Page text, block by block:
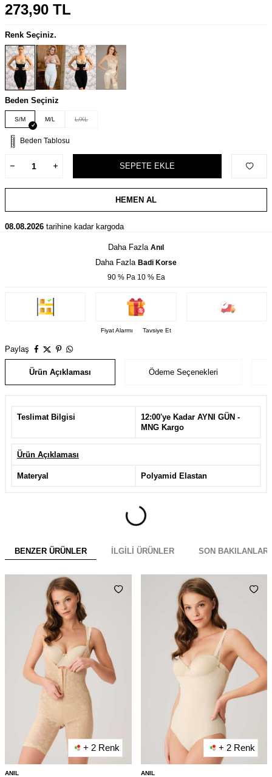
273,90 TL
Renk Seçiniz.
Beden Seçiniz
S/M M/L L/XL
Beden Tablosu
SEPETE EKLE
HEMEN AL
08.08.2026 tarihine kadar kargoda
Daha Fazla Anıl
Daha Fazla Badi Korse
90 % Pa 10 % Ea
Fiyat Alarmı Tavsiye Et
Paylaş
Ürün Açıklaması Ödeme Seçenekleri
Teslimat Bilgisi
12:00'ye Kadar AYNI GÜN -
MNG Kargo
Ürün Açıklaması
Materyal Polyamid Elastan
BENZER ÜRÜNLER İLGILI ÜRÜNLER SON BAKILANLAR
+ 2 Renk
ANIL
+ 2 Renk
ANIL